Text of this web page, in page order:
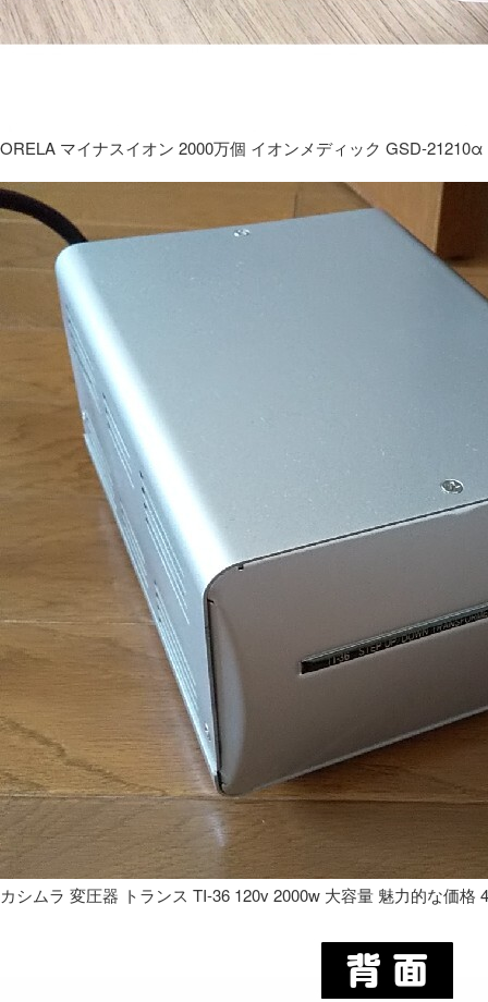
ORELA マイナスイオン 2000万個 イオンメディック GSD-21210α
カシムラ 変圧器 トランス TI-36 120v 2000w 大容量 魅力的な価格